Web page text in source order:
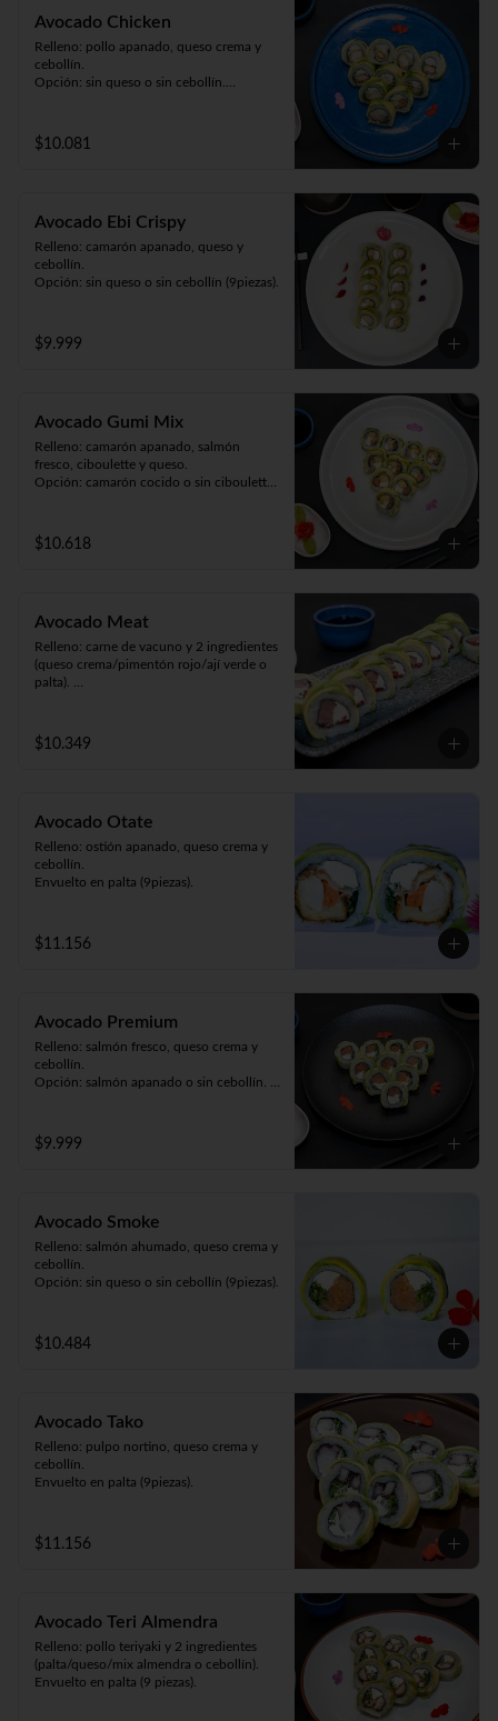
Avocado Chicken
Relleno: pollo apanado, queso crema y
cebollín.
Opción: sin queso o sin cebollín.
$10.081
Avocado Ebi Crispy
Relleno: camarón apanado, queso y
cebollín.
Opción: sin queso o sin cebollín (9piezas).
$9.999
Avocado Gumi Mix
Relleno: camarón apanado, salmón
fresco, ciboulette y queso.
Opción: camarón cocido o sin ciboulette
$10.618
Avocado Meat
Relleno: carne de vacuno y 2 ingredientes
(queso crema/pimentón rojo/ají verde o
palta).
$10.349
Avocado Otate
Relleno: ostión apanado, queso crema y
cebollín.
Envuelto en palta (9piezas).
$11.156
Avocado Premium
Relleno: salmón fresco, queso crema y
cebollín.
Opción: salmón apanado o sin cebollín.
$9.999
Avocado Smoke
Relleno: salmón ahumado, queso crema y
cebollín.
Opción: sin queso o sin cebollín (9piezas).
$10.484
Avocado Tako
Relleno: pulpo nortino, queso crema y
cebollín.
Envuelto en palta (9piezas).
$11.156
Avocado Teri Almendra
Relleno: pollo teriyaki y 2 ingredientes
(palta/queso/mix almendra o cebollín).
Envuelto en palta (9 piezas).